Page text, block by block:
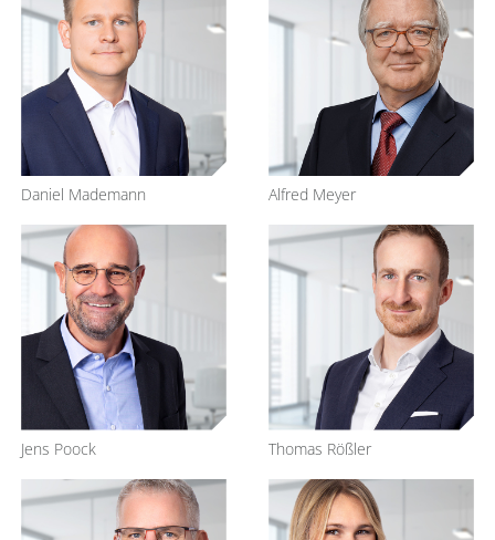
Daniel Mademann Alfred Meyer
Jens Poock Thomas Rößler